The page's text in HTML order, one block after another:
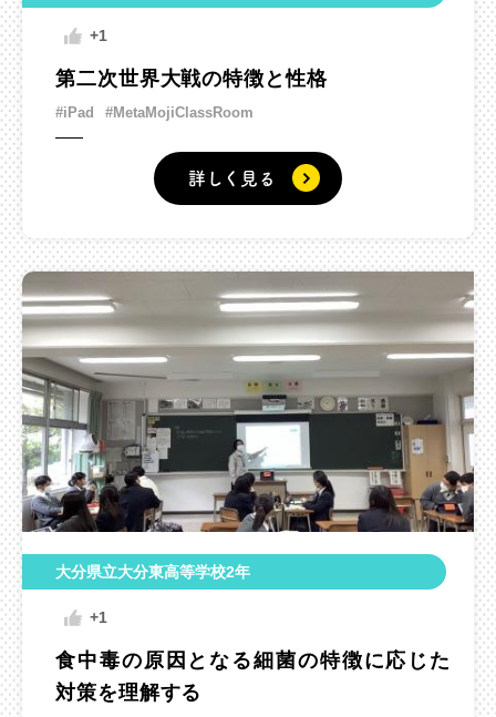
+1
第二次世界大戦の特徴と性格
#iPad #MetaMojiClassRoom
詳しく見る
大分県立大分東高等学校2年
+1
食中毒の原因となる細菌の特徴に応じた
対策を理解する